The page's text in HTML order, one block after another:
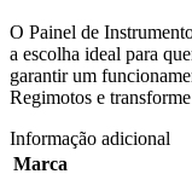
O Painel de
a escolha ideal para
garantir um
Regimotos e
Informação adicional
Marca